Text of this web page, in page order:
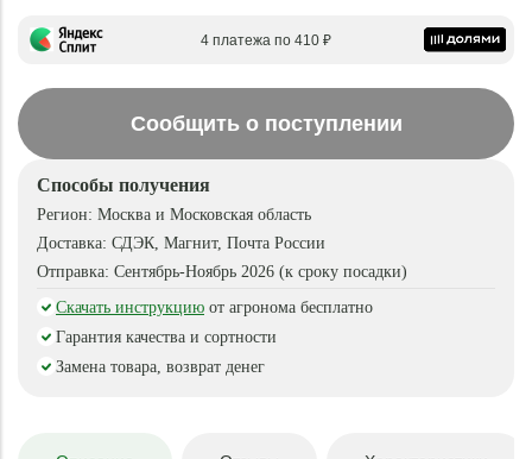
4 платежа по 410 ₽
Сообщить о поступлении
Способы получения
Регион: Москва и Московская область
Доставка: СДЭК, Магнит, Почта России
Отправка: Сентябрь-Ноябрь 2026 (к сроку посадки)
Скачать инструкцию от агронома бесплатно
Гарантия качества и сортности
Замена товара, возврат денег